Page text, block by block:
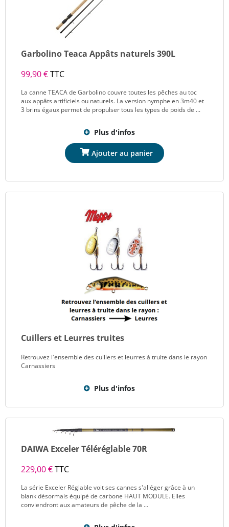
Garbolino Teaca Appâts naturels 390L
99,90 €TTC
La canne TEACA de Garbolino couvre toutes les pêches au toc
aux appâts artificiels ou naturels. La version nymphe en 3m40 et
3 brins égaux permet de propulser tous les types de poids de ...
Plus d'infos
Cuillers et Leurres truites
Retrouvez l'ensemble des cuillers et leurres à truite dans le rayon
Carnassiers
Plus d'infos
DAIWA Exceler Téléréglable 70R
229,00 €TTC
La série Exceler Réglable voit ses cannes s'alléger grâce à un
blank désormais équipé de carbone HAUT MODULE. Elles
conviendront aux amateurs de pêche de la ...